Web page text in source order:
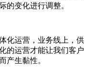
的变化进行调整。
化运营，业务线上，供
的运营才能让我们客户
产生黏性。